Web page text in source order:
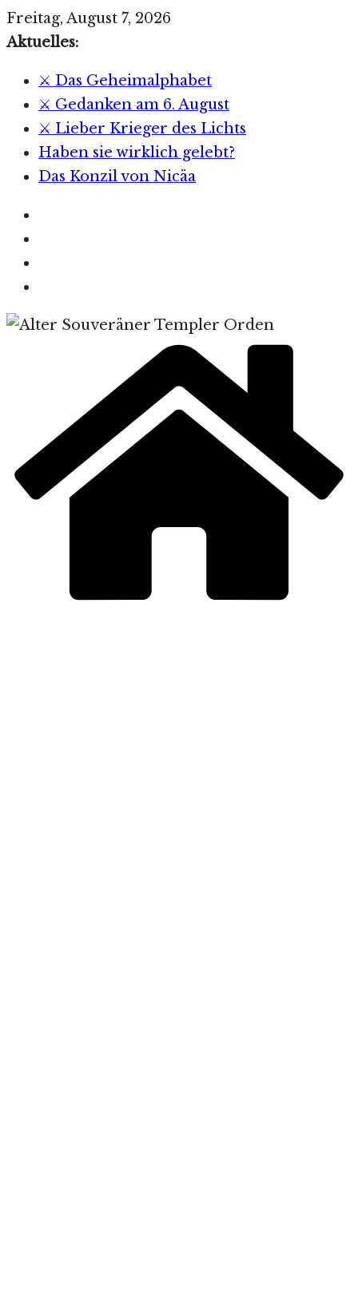
Zum
Inhalt
Freitag, August 7, 2026
Aktuelles:
⚔️ Das Geheimalphabet
⚔️ Gedanken am 6. August
⚔️ Lieber Krieger des Lichts
Haben sie wirklich gelebt?
Das Konzil von Nicäa